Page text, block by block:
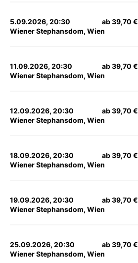
5.09.2026, 20:30
Wiener Stephansdom, Wien
ab 39,70 €
11.09.2026, 20:30
Wiener Stephansdom, Wien
ab 39,70 €
12.09.2026, 20:30
Wiener Stephansdom, Wien
ab 39,70 €
18.09.2026, 20:30
Wiener Stephansdom, Wien
ab 39,70 €
19.09.2026, 20:30
Wiener Stephansdom, Wien
ab 39,70 €
25.09.2026, 20:30
Wiener Stephansdom, Wien
ab 39,70 €